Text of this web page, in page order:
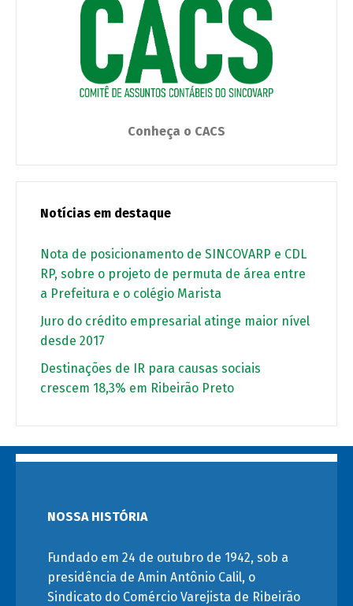
Conheça o CACS
Notícias em destaque
Nota de posicionamento de SINCOVARP e CDL
RP, sobre o projeto de permuta de área entre
a Prefeitura e o colégio Marista
Juro do crédito empresarial atinge maior nível
desde 2017
Destinações de IR para causas sociais
crescem 18,3% em Ribeirão Preto
NOSSA HISTÓRIA
Fundado em 24 de outubro de 1942, sob a
presidência de Amin Antônio Calil, o
Sindicato do Comércio Varejista de Ribeirão